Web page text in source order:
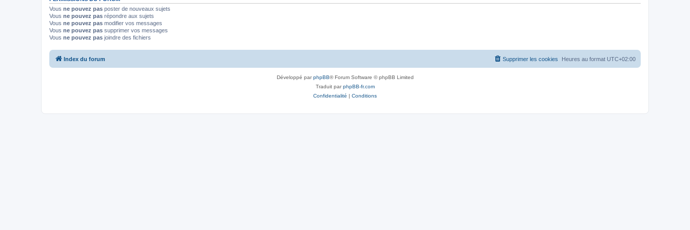
Vous ne pouvez pas poster de nouveaux sujets
Vous ne pouvez pas répondre aux sujets
Vous ne pouvez pas modifier vos messages
Vous ne pouvez pas supprimer vos messages
Vous ne pouvez pas joindre des fichiers
Index du forum Heures au format UTC+02:00
Supprimer les cookies
Développé parphpBB® Forum Software © phpBB Limited
Traduit parphpBB-fr.com
Confidentialité | Conditions